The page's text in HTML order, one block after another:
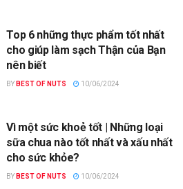
Top 6 những thực phẩm tốt nhất
cho giúp làm sạch Thận của Bạn
nên biết
BY BEST OF NUTS 10/06/2024
Vì một sức khoẻ tốt | Những loại
sữa chua nào tốt nhất và xấu nhất
cho sức khỏe?
BY BEST OF NUTS 10/06/2024